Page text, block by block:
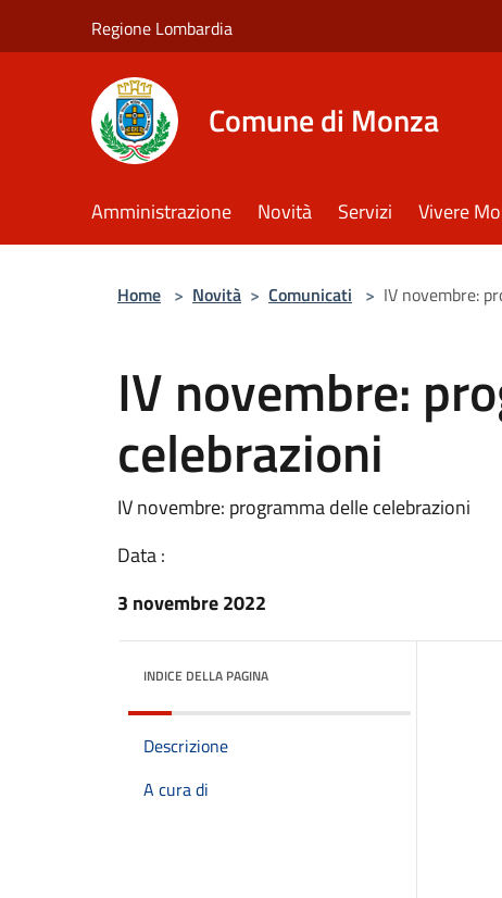
Regione Lombardia
Comune di Monza
Amministrazione Novità Servizi Vivere
Home > Novità > Comunicati > IV novembre:
IV novembre:
celebrazioni
IV novembre: programma delle celebrazioni
Data :
3 novembre 2022
INDICE DELLA PAGINA
Descrizione
A cura di